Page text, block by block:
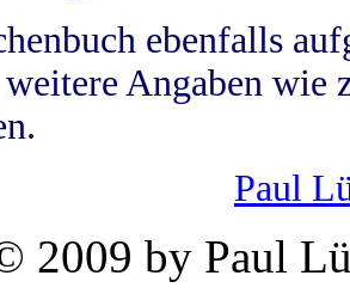
ebenfalls
Angaben wie
Paul
2009 by Paul